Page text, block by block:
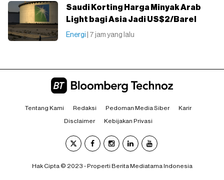
Saudi Korting Harga Minyak Arab
Light bagi Asia Jadi US$2/Barel
Energi | 7 jam yang lalu
Tentang Kami Redaksi Pedoman Media Siber Karir
Disclaimer Kebijakan Privasi
Hak Cipta © 2023 - Properti Berita Mediatama Indonesia